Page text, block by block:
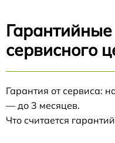
Гарантийные
сервисного
Гарантия от сервиса:
— до 3 месяцев.
Что считается